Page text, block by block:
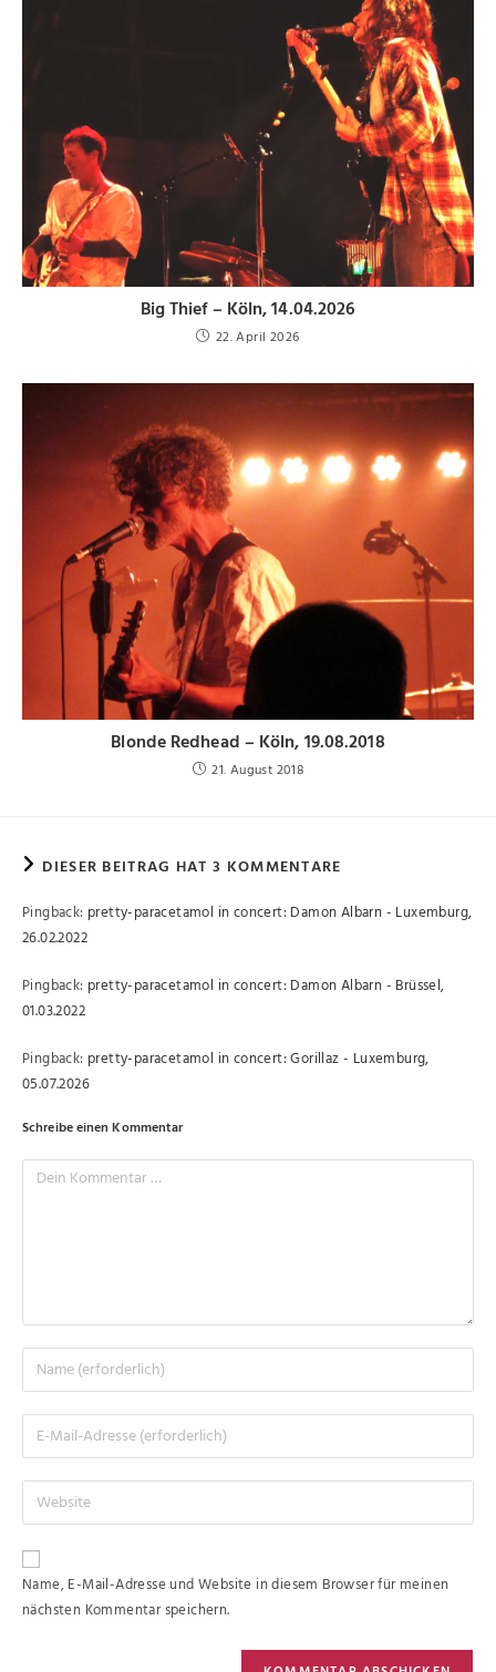
Big Thief – Köln, 14.04.2026
22. April 2026
Blonde Redhead – Köln, 19.08.2018
21. August 2018
DIESER BEITRAG HAT 3 KOMMENTARE
Pingback: pretty-paracetamol in concert: Damon Albarn - Luxemburg,
26.02.2022
Pingback: pretty-paracetamol in concert: Damon Albarn - Brüssel,
01.03.2022
Pingback: pretty-paracetamol in concert: Gorillaz - Luxemburg,
05.07.2026
Schreibe einen Kommentar
Name, E-Mail-Adresse und Website in diesem Browser für meinen
nächsten Kommentar speichern.